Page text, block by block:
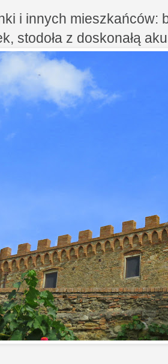
i innych mieszkańców:
stodoła z doskonałą